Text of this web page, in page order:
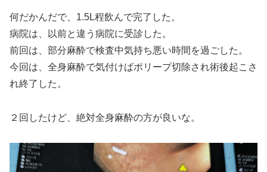
何だかんだで、1.5L程飲んで完了した。
病院は、以前と違う病院に受診した。
前回は、部分麻酔で検査中気持ち悪い時間を過ごした。
今回は、全身麻酔で気付けばポリープ切除され術後起こさ
れ終了した。
２回したけど、絶対全身麻酔の方が良いな。